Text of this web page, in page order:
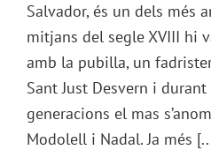
Salvador, és un dels més
mitjans del segle XVIII hi
amb la pubilla, un
Sant Just Desvern i
generacions el mas
Modolell i Nadal. Ja més